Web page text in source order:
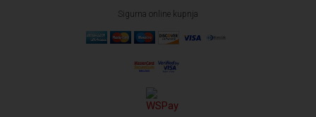
Sigurna online kupnja